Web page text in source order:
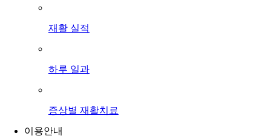
재활 실적
하루 일과
증상별 재활치료
이용안내